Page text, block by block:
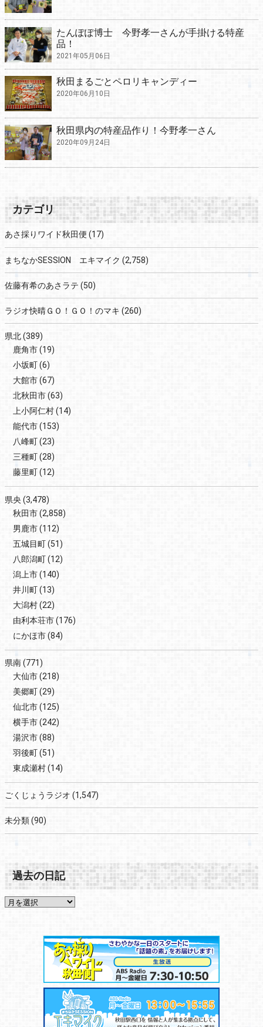
たんぽぽ博士 今野孝一さんが手掛ける特産
品！
2021年05月06日
秋田まるごとペロリキャンディー
2020年06月10日
秋田県内の特産品作り！今野孝一さん
2020年09月24日
カテゴリ
あさ採りワイド秋田便 (17)
まちなかSESSION エキマイク (2,758)
佐藤有希のあさラテ (50)
ラジオ快晴ＧＯ！ＧＯ！のマキ (260)
県北(389)
鹿角市(19)
小坂町(6)
大館市(67)
北秋田市(63)
上小阿仁村(14)
能代市(153)
八峰町(23)
三種町(28)
藤里町(12)
県央 (3,478)
秋田市(2,858)
男鹿市(112)
五城目町(51)
八郎潟町(12)
潟上市(140)
井川町(13)
大潟村(22)
由利本荘市(176)
にかほ市(84)
県南(771)
大仙市(218)
美郷町(29)
仙北市(125)
横手市(242)
湯沢市(88)
羽後町(51)
東成瀬村(14)
ごくじょうラジオ (1,547)
未分類(90)
過去の日記